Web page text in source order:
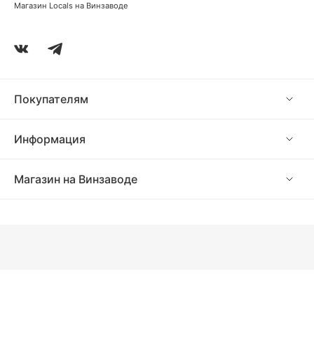
Покупателям
Информация
Магазин на Винзаводе
Магазин Locals на Винзаводе